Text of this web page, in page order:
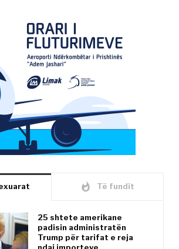
whatshot Të fundit
25 shtete amerikane
padisin administratën
Trump për tarifat e reja